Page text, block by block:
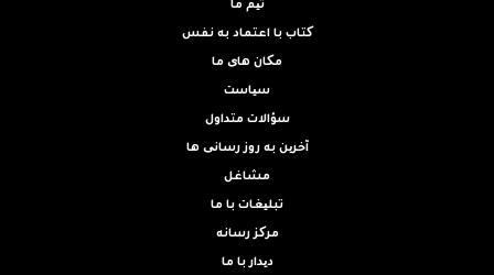
تیم ما
کتاب با اعتماد به نفس
مکان های ما
سیاست
سؤالات متداول
آخرین به روز رسانی ها
مشاغل
تبلیغات با ما
مرکز رسانه
دیدار با ما